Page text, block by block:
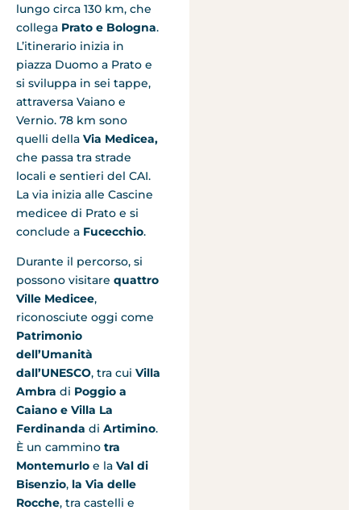
lungo circa 130 km, che
collega Prato e Bologna.
L’itinerario inizia in
piazza Duomo a Prato e
si sviluppa in sei tappe,
attraversa Vaiano e
Vernio. 78 km sono
quelli della Via Medicea,
che passa tra strade
locali e sentieri del CAI.
La via inizia alle Cascine
medicee di Prato e si
conclude a Fucecchio.
Durante il percorso, si
possono visitare quattro
Ville Medicee,
riconosciute oggi come
Patrimonio
dell’Umanità
dall’UNESCO, tra cui Villa
Ambra di Poggio a
Caiano e Villa La
Ferdinanda di Artimino.
È un cammino tra
Montemurlo e la Val di
Bisenzio, la Via delle
Rocche, tra castelli e